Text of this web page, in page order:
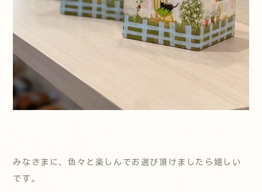
みなさまに、色々と楽しんでお選び頂けましたら嬉しい
です。